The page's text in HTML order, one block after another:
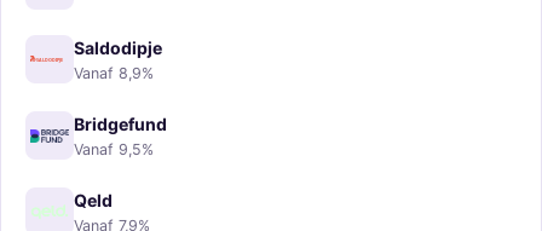
Saldodipje
Vanaf 8,9%
Bridgefund
Vanaf 9,5%
Qeld
Vanaf 7,9%